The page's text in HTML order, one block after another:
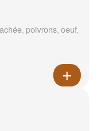
poivrons, oeuf,